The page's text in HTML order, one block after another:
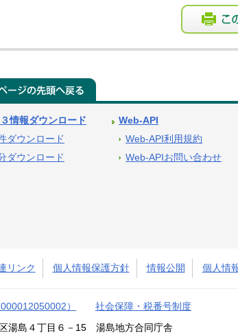
情報ダウンロード
ダウンロード
ダウンロード
Web-API
Web-API利用規約
Web-APIお問い合わせ
リンク 個人情報保護方針 情報公開 個人情
） 社会保障・税番号制度
湯島４丁目６－15 湯島地方合同庁舎